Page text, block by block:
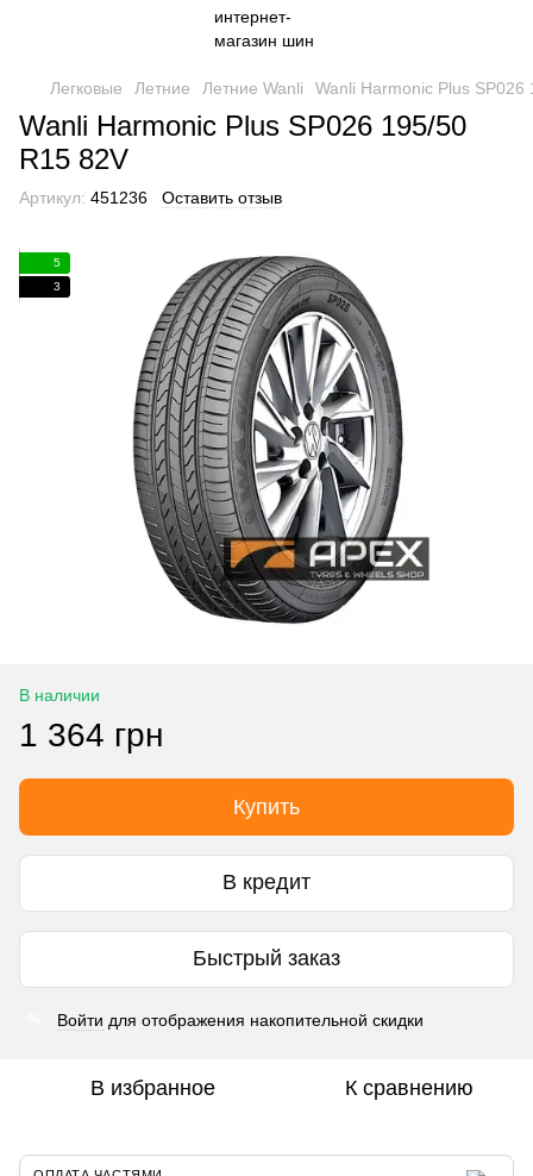
Легковые Летние Летние Wanli Wanli Harmonic Plus SP026
Wanli Harmonic Plus SP026 195/50
R15 82V
Артикул: 451236 Оставить отзыв
5
3
В наличии
1 364 грн
Купить
В кредит
Быстрый заказ
Войти для отображения накопительной скидки
В избранное К сравнению